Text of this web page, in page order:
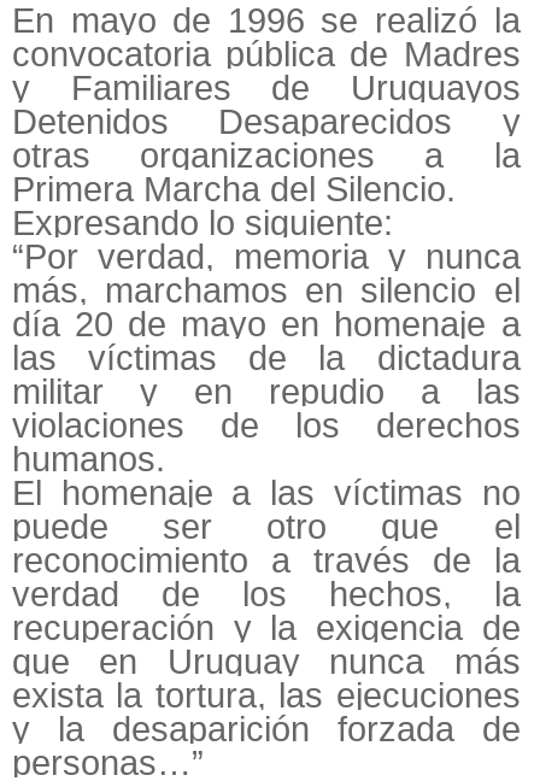
En mayo de 1996 se realizó la
convocatoria pública de Madres
y Familiares de Uruguayos
Detenidos Desaparecidos y
otras organizaciones a la
Primera Marcha del Silencio.
Expresando lo siguiente:
“Por verdad, memoria y nunca
más, marchamos en silencio el
día 20 de mayo en homenaje a
las víctimas de la dictadura
militar y en repudio a las
violaciones de los derechos
humanos.
El homenaje a las víctimas no
puede ser otro que el
reconocimiento a través de la
verdad de los hechos, la
recuperación y la exigencia de
que en Uruguay nunca más
exista la tortura, las ejecuciones
y la desaparición forzada de
personas…”